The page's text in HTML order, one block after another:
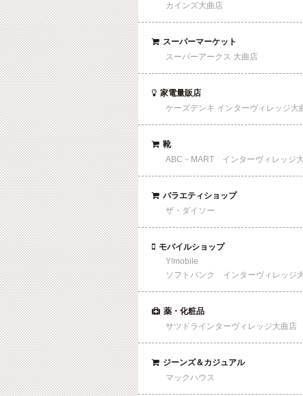
カインズ大曲店
 スーパーマーケット
スーパーアークス 大曲店
 家電量販店
ケーズデンキ インターヴィレッジ大
 靴
ABC－MART インターヴィレッジ
 バラエティショップ
ザ・ダイソー
 モバイルショップ
Y!mobile
ソフトバンク インターヴィレッジ
 薬・化粧品
サツドラインターヴィレッジ大曲店
 ジーンズ＆カジュアル
マックハウス